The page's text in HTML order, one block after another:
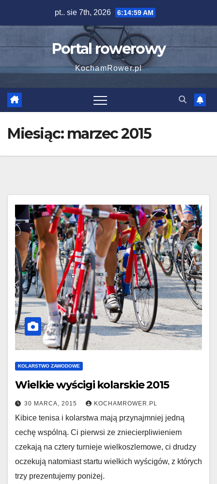
pt.. sie 7th, 2026 6:15:00 AM
Portal rowerowy
KochamRower.pl
Miesiąc: marzec 2015
KOLARSTWO ZAWODOWE
Wielkie wyścigi kolarskie 2015
30 MARCA, 2015 KOCHAMROWER.PL
Kibice tenisa i kolarstwa mają przynajmniej jedną
cechę wspólną. Ci pierwsi ze zniecierpliwieniem
czekają na cztery turnieje wielkoszlemowe, ci drudzy
oczekują natomiast startu wielkich wyścigów, z których
trzy prezentujemy poniżej.